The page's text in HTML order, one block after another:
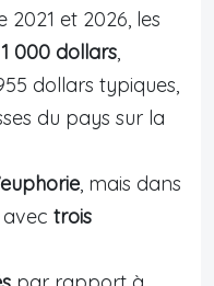
2021 et 2026, les
1 000 dollars,
dollars typiques,
du pays sur la
, mais dans
avec trois